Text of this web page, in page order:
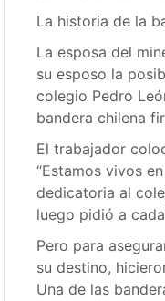
La historia de la
La esposa del
su esposo la
colegio Pedro
bandera chilena
El trabajador
“Estamos vivos
dedicatoria al
luego pidió a
Pero para
su destino,
Una de las